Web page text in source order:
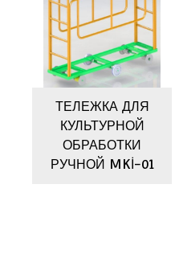
ТЕЛЕЖКА ДЛЯ
КУЛЬТУРНОЙ
ОБРАБОТКИ
РУЧНОЙ MKİ-01